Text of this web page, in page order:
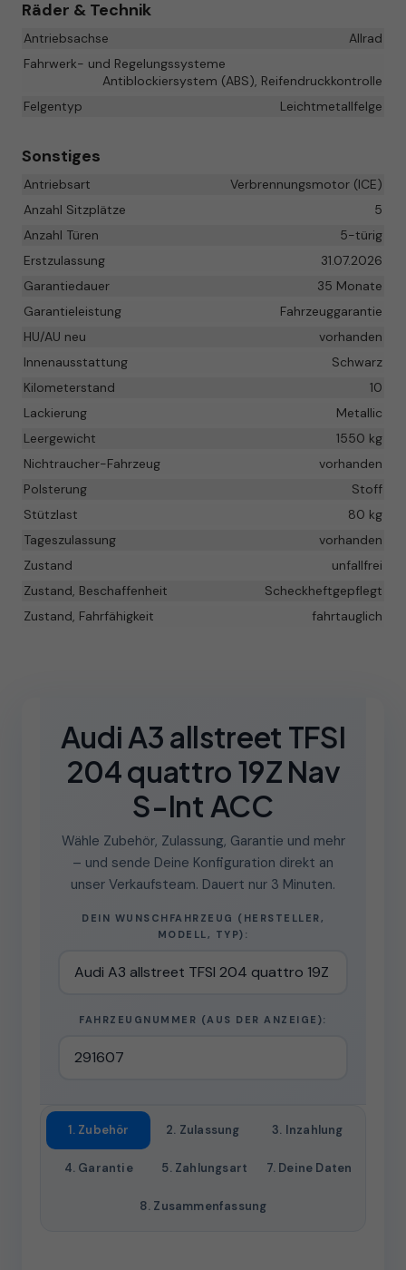
Räder & Technik
Antriebsachse
Allrad
Fahrwerk- und Regelungssysteme
Antiblockiersystem (ABS), Reifendruckkontrolle
Felgentyp
Leichtmetallfelge
Sonstiges
Antriebsart
Verbrennungsmotor (ICE)
Anzahl Sitzplätze
5
Anzahl Türen
5-türig
Erstzulassung
31.07.2026
Garantiedauer
35 Monate
Garantieleistung
Fahrzeuggarantie
HU/AU neu
vorhanden
Innenausstattung
Schwarz
Kilometerstand
10
Lackierung
Metallic
Leergewicht
1550 kg
Nichtraucher-Fahrzeug
vorhanden
Polsterung
Stoff
Stützlast
80 kg
Tageszulassung
vorhanden
Zustand
unfallfrei
Zustand, Beschaffenheit
Scheckheftgepflegt
Zustand, Fahrfähigkeit
fahrtauglich
Audi A3 allstreet TFSI
204 quattro 19Z Nav
S-Int ACC
Wähle Zubehör, Zulassung, Garantie und mehr
– und sende Deine Konfiguration direkt an
unser Verkaufsteam. Dauert nur 3 Minuten.
DEIN WUNSCHFAHRZEUG (HERSTELLER,
MODELL, TYP):
FAHRZEUGNUMMER (AUS DER ANZEIGE):
1. Zubehör 2. Zulassung 3. Inzahlung
4. Garantie 5. Zahlungsart 7. Deine Daten
8. Zusammenfassung